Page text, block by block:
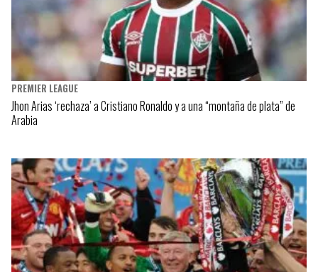
PREMIER LEAGUE
Jhon Arias ‘rechaza’ a Cristiano Ronaldo y a una “montaña de plata” de
Arabia